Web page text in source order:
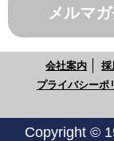
メルマ
会社案内 採
プライバシーポ
Copyright ©